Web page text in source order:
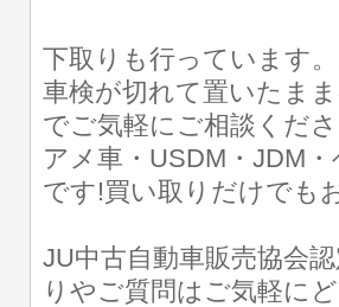
下取りも行っています
車検が切れて置いたま
でご気軽にご相談くださ
アメ車・USDM・JDM
です!買い取りだけでも
JU中古自動車販売協会
りやご質問はご気軽に